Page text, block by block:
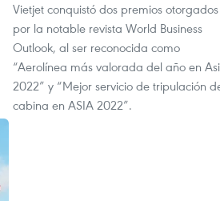
Vietjet conquistó dos premios otorgados
por la notable revista World Business
Outlook, al ser reconocida como
“Aerolínea más valorada del año en
2022” y “Mejor servicio de tripulación
cabina en ASIA 2022”.